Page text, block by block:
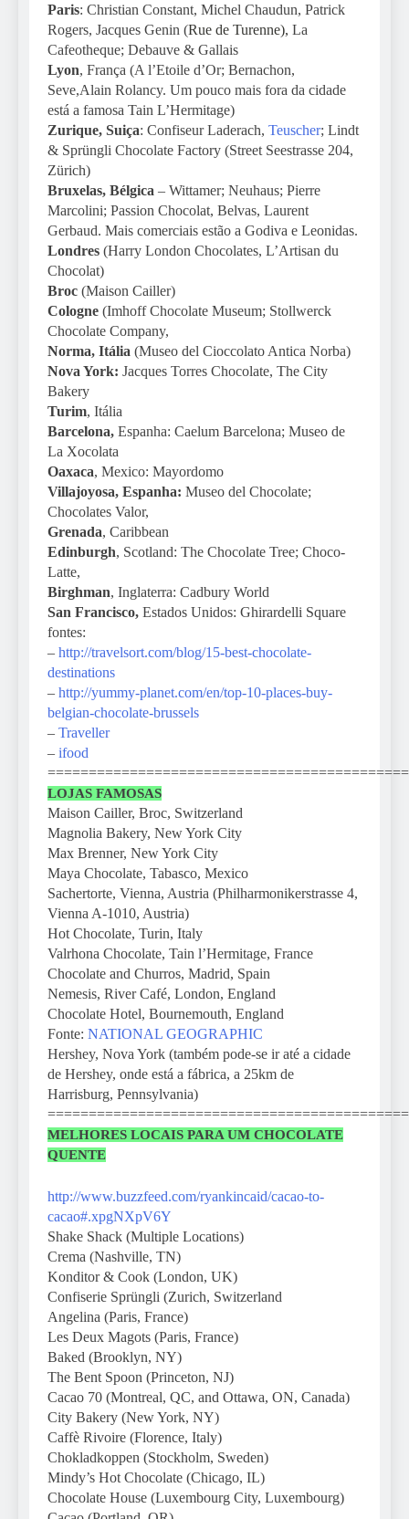
Paris: Christian Constant, Michel Chaudun, Patrick
Rogers, Jacques Genin (Rue de Turenne), La
Cafeotheque; Debauve & Gallais
Lyon, França (A l’Etoile d’Or; Bernachon,
Seve,Alain Rolancy. Um pouco mais fora da cidade
está a famosa Tain L’Hermitage)
Zurique, Suiça: Confiseur Laderach, Teuscher; Lindt
& Sprüngli Chocolate Factory (Street Seestrasse 204,
Zürich)
Bruxelas, Bélgica – Wittamer; Neuhaus; Pierre
Marcolini; Passion Chocolat, Belvas, Laurent
Gerbaud. Mais comerciais estão a Godiva e Leonidas.
Londres (Harry London Chocolates, L’Artisan du
Chocolat)
Broc (Maison Cailler)
Cologne (Imhoff Chocolate Museum; Stollwerck
Chocolate Company,
Norma, Itália (Museo del Cioccolato Antica Norba)
Nova York: Jacques Torres Chocolate, The City
Bakery
Turim, Itália
Barcelona, Espanha: Caelum Barcelona; Museo de
La Xocolata
Oaxaca, Mexico: Mayordomo
Villajoyosa, Espanha: Museo del Chocolate;
Chocolates Valor,
Grenada, Caribbean
Edinburgh, Scotland: The Chocolate Tree; Choco-
Latte,
Birghman, Inglaterra: Cadbury World
San Francisco, Estados Unidos: Ghirardelli Square
fontes:
– http://travelsort.com/blog/15-best-chocolate-
destinations
– http://yummy-planet.com/en/top-10-places-buy-
belgian-chocolate-brussels
– Traveller
– ifood
LOJAS FAMOSAS
Maison Cailler, Broc, Switzerland
Magnolia Bakery, New York City
Max Brenner, New York City
Maya Chocolate, Tabasco, Mexico
Sachertorte, Vienna, Austria (Philharmonikerstrasse 4,
Vienna A-1010, Austria)
Hot Chocolate, Turin, Italy
Valrhona Chocolate, Tain l’Hermitage, France
Chocolate and Churros, Madrid, Spain
Nemesis, River Café, London, England
Chocolate Hotel, Bournemouth, England
Fonte: NATIONAL GEOGRAPHIC
Hershey, Nova York (também pode-se ir até a cidade
de Hershey, onde está a fábrica, a 25km de
Harrisburg, Pennsylvania)
MELHORES LOCAIS PARA UM CHOCOLATE
QUENTE
http://www.buzzfeed.com/ryankincaid/cacao-to-
cacao#.xpgNXpV6Y
Shake Shack (Multiple Locations)
Crema (Nashville, TN)
Konditor & Cook (London, UK)
Confiserie Sprüngli (Zurich, Switzerland
Angelina (Paris, France)
Les Deux Magots (Paris, France)
Baked (Brooklyn, NY)
The Bent Spoon (Princeton, NJ)
Cacao 70 (Montreal, QC, and Ottawa, ON, Canada)
City Bakery (New York, NY)
Caffè Rivoire (Florence, Italy)
Chokladkoppen (Stockholm, Sweden)
Mindy’s Hot Chocolate (Chicago, IL)
Chocolate House (Luxembourg City, Luxembourg)